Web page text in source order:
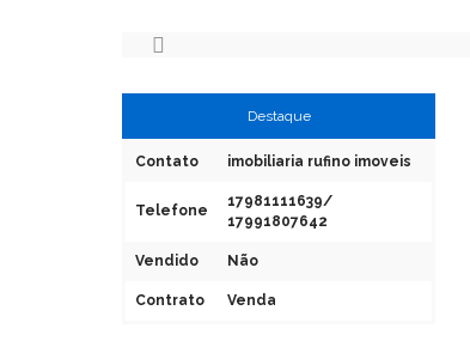
Destaque
Contato imobiliaria rufino imoveis
Telefone
17981111639/
17991807642
Vendido Não
Contrato Venda